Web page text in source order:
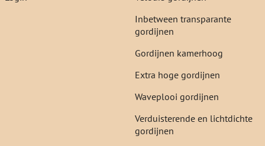
Inbetween transparante
gordijnen
Gordijnen kamerhoog
Extra hoge gordijnen
Waveplooi gordijnen
Verduisterende en lichtdichte
gordijnen